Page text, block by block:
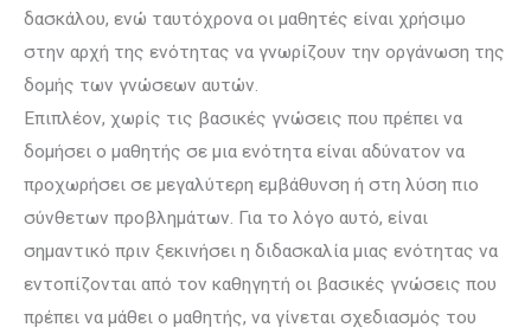
δασκάλου, ενώ ταυτόχρονα οι μαθητές είναι χρήσιμο
στην αρχή της ενότητας να γνωρίζουν την οργάνωση της
δομής των γνώσεων αυτών.
Επιπλέον, χωρίς τις βασικές γνώσεις που πρέπει να
δομήσει ο μαθητής σε μια ενότητα είναι αδύνατον να
προχωρήσει σε μεγαλύτερη εμβάθυνση ή στη λύση πιο
σύνθετων προβλημάτων. Για το λόγο αυτό, είναι
σημαντικό πριν ξεκινήσει η διδασκαλία μιας ενότητας να
εντοπίζονται από τον καθηγητή οι βασικές γνώσεις που
πρέπει να μάθει ο μαθητής, να γίνεται σχεδιασμός του